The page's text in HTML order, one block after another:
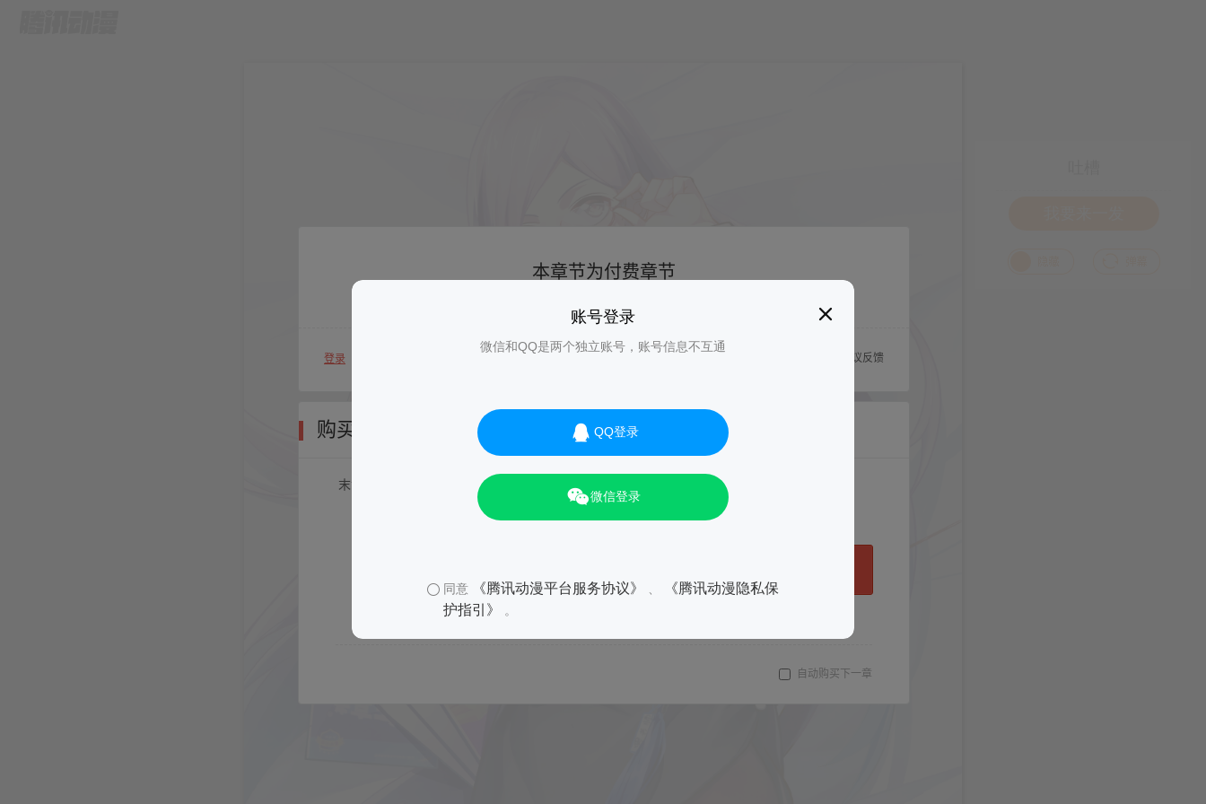
账号登录
微信和QQ是两个独立账号，账号信息不互通
QQ登录
微信登录
同意 《腾讯动漫平台服务协议》
《腾讯动漫隐私保
护指引》
。
01